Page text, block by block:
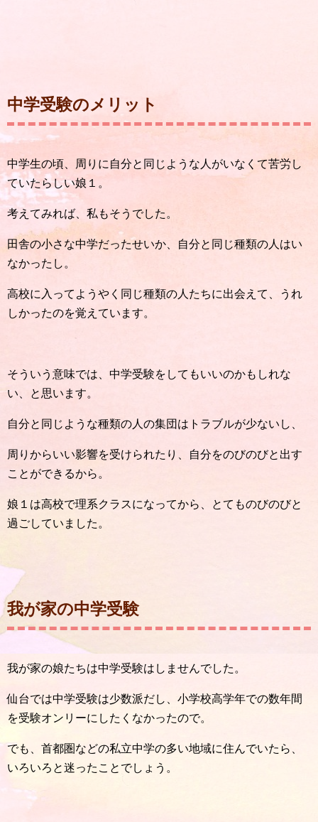
中学受験のメリット
中学生の頃、周りに自分と同じような人がいなくて苦労し
ていたらしい娘１。
考えてみれば、私もそうでした。
田舎の小さな中学だったせいか、自分と同じ種類の人はい
なかったし。
高校に入ってようやく同じ種類の人たちに出会えて、うれ
しかったのを覚えています。
そういう意味では、中学受験をしてもいいのかもしれな
い、と思います。
自分と同じような種類の人の集団はトラブルが少ないし、
周りからいい影響を受けられたり、自分をのびのびと出す
ことができるから。
娘１は高校で理系クラスになってから、とてものびのびと
過ごしていました。
我が家の中学受験
我が家の娘たちは中学受験はしませんでした。
仙台では中学受験は少数派だし、小学校高学年での数年間
を受験オンリーにしたくなかったので。
でも、首都圏などの私立中学の多い地域に住んでいたら、
いろいろと迷ったことでしょう。